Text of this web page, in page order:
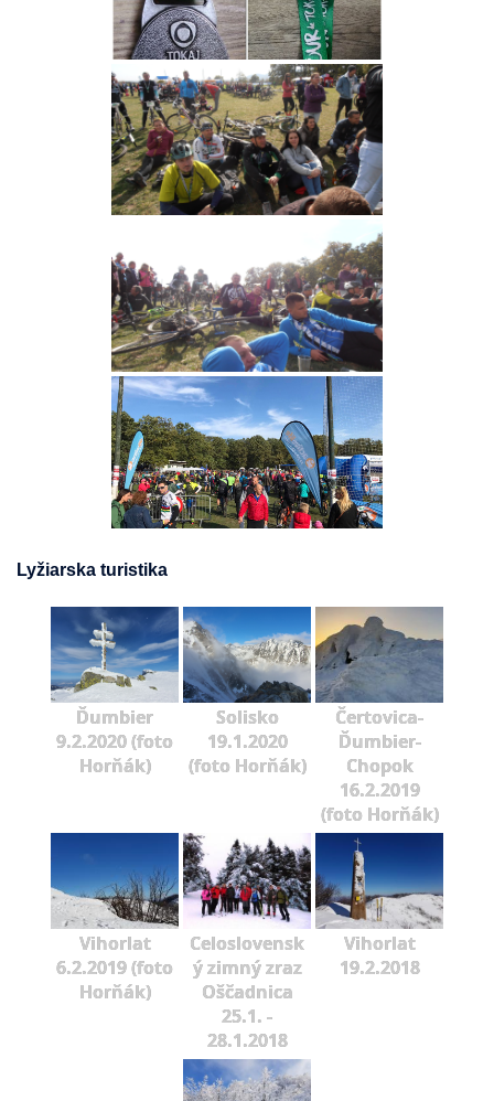
Lyžiarska turistika
Ďumbier
9.2.2020 (foto
Horňák)
Solisko
19.1.2020
(foto Horňák)
Čertovica-
Ďumbier-
Chopok
16.2.2019
(foto Horňák)
Vihorlat
6.2.2019 (foto
Horňák)
Celoslovensk
ý zimný zraz
Oščadnica
25.1. -
28.1.2018
Vihorlat
19.2.2018